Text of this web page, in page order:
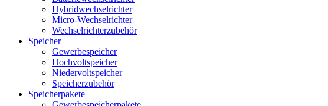
Hybridwechselrichter
Micro-Wechselrichter
Wechselrichterzubehör
Speicher
Gewerbespeicher
Hochvoltspeicher
Niedervoltspeicher
Speicherzubehör
Speicherpakete